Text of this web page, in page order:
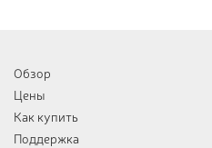
Обзор
Цены
Как купить
Поддержка